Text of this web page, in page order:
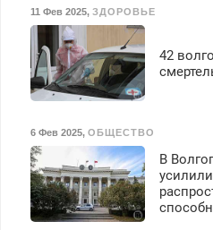
11 Фев 2025, ЗДОРОВЬЕ
42
6 Фев 2025, ОБЩЕСТВО
В